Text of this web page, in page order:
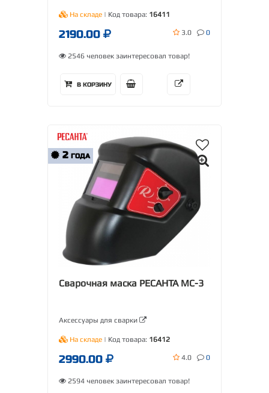
На складе | Код товара: 16411
2190.00 3.0 0
2546 человек заинтересовал товар!
В КОРЗИНУ
2 ГОДА
Сварочная маска РЕСАНТА МС-3
Аксессуары для сварки
На складе | Код товара: 16412
2990.00 4.0 0
2594 человек заинтересовал товар!